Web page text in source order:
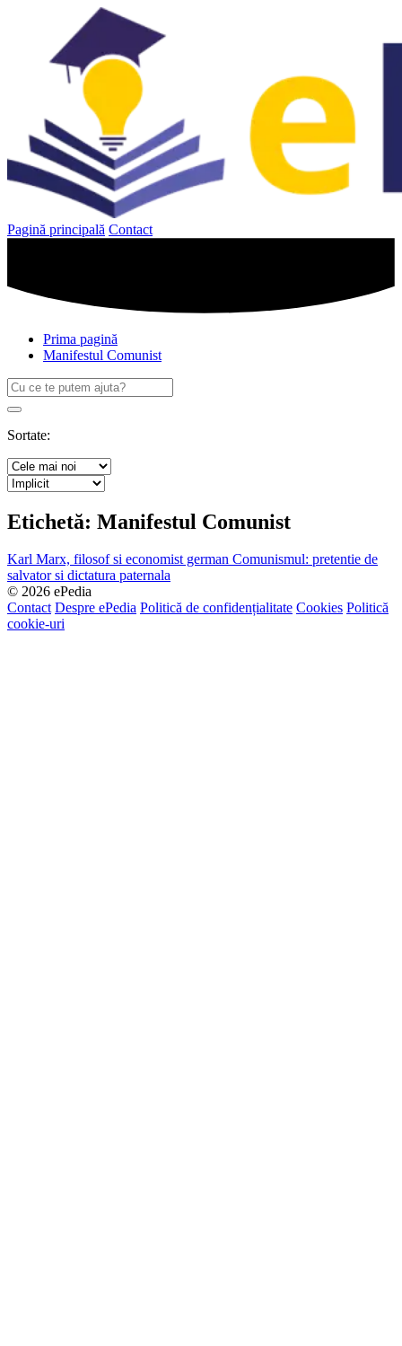
Pagină principală Contact
Prima pagină
Manifestul Comunist
Caută
după:
Search
Sortate:
Etichetă: Manifestul Comunist
Karl Marx, filosof si economist german Comunismul: pretentie de
salvator si dictatura paternala
© 2026 ePedia
Contact Despre ePedia Politică de confidențialitate Cookies Politică
cookie-uri